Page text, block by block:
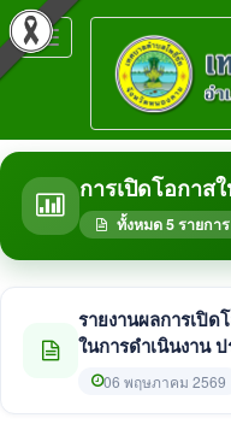
Toggle
navigation
การเปิดโอกาส
ทั้งหมด 5 รายการ
รายงานผลการเปิ
ในการดำเนินงาน
06 พฤษภาคม 2569